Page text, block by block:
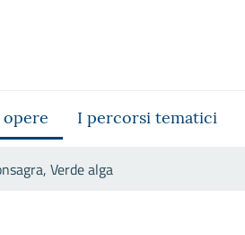
opere I percorsi tematici
Verde alga